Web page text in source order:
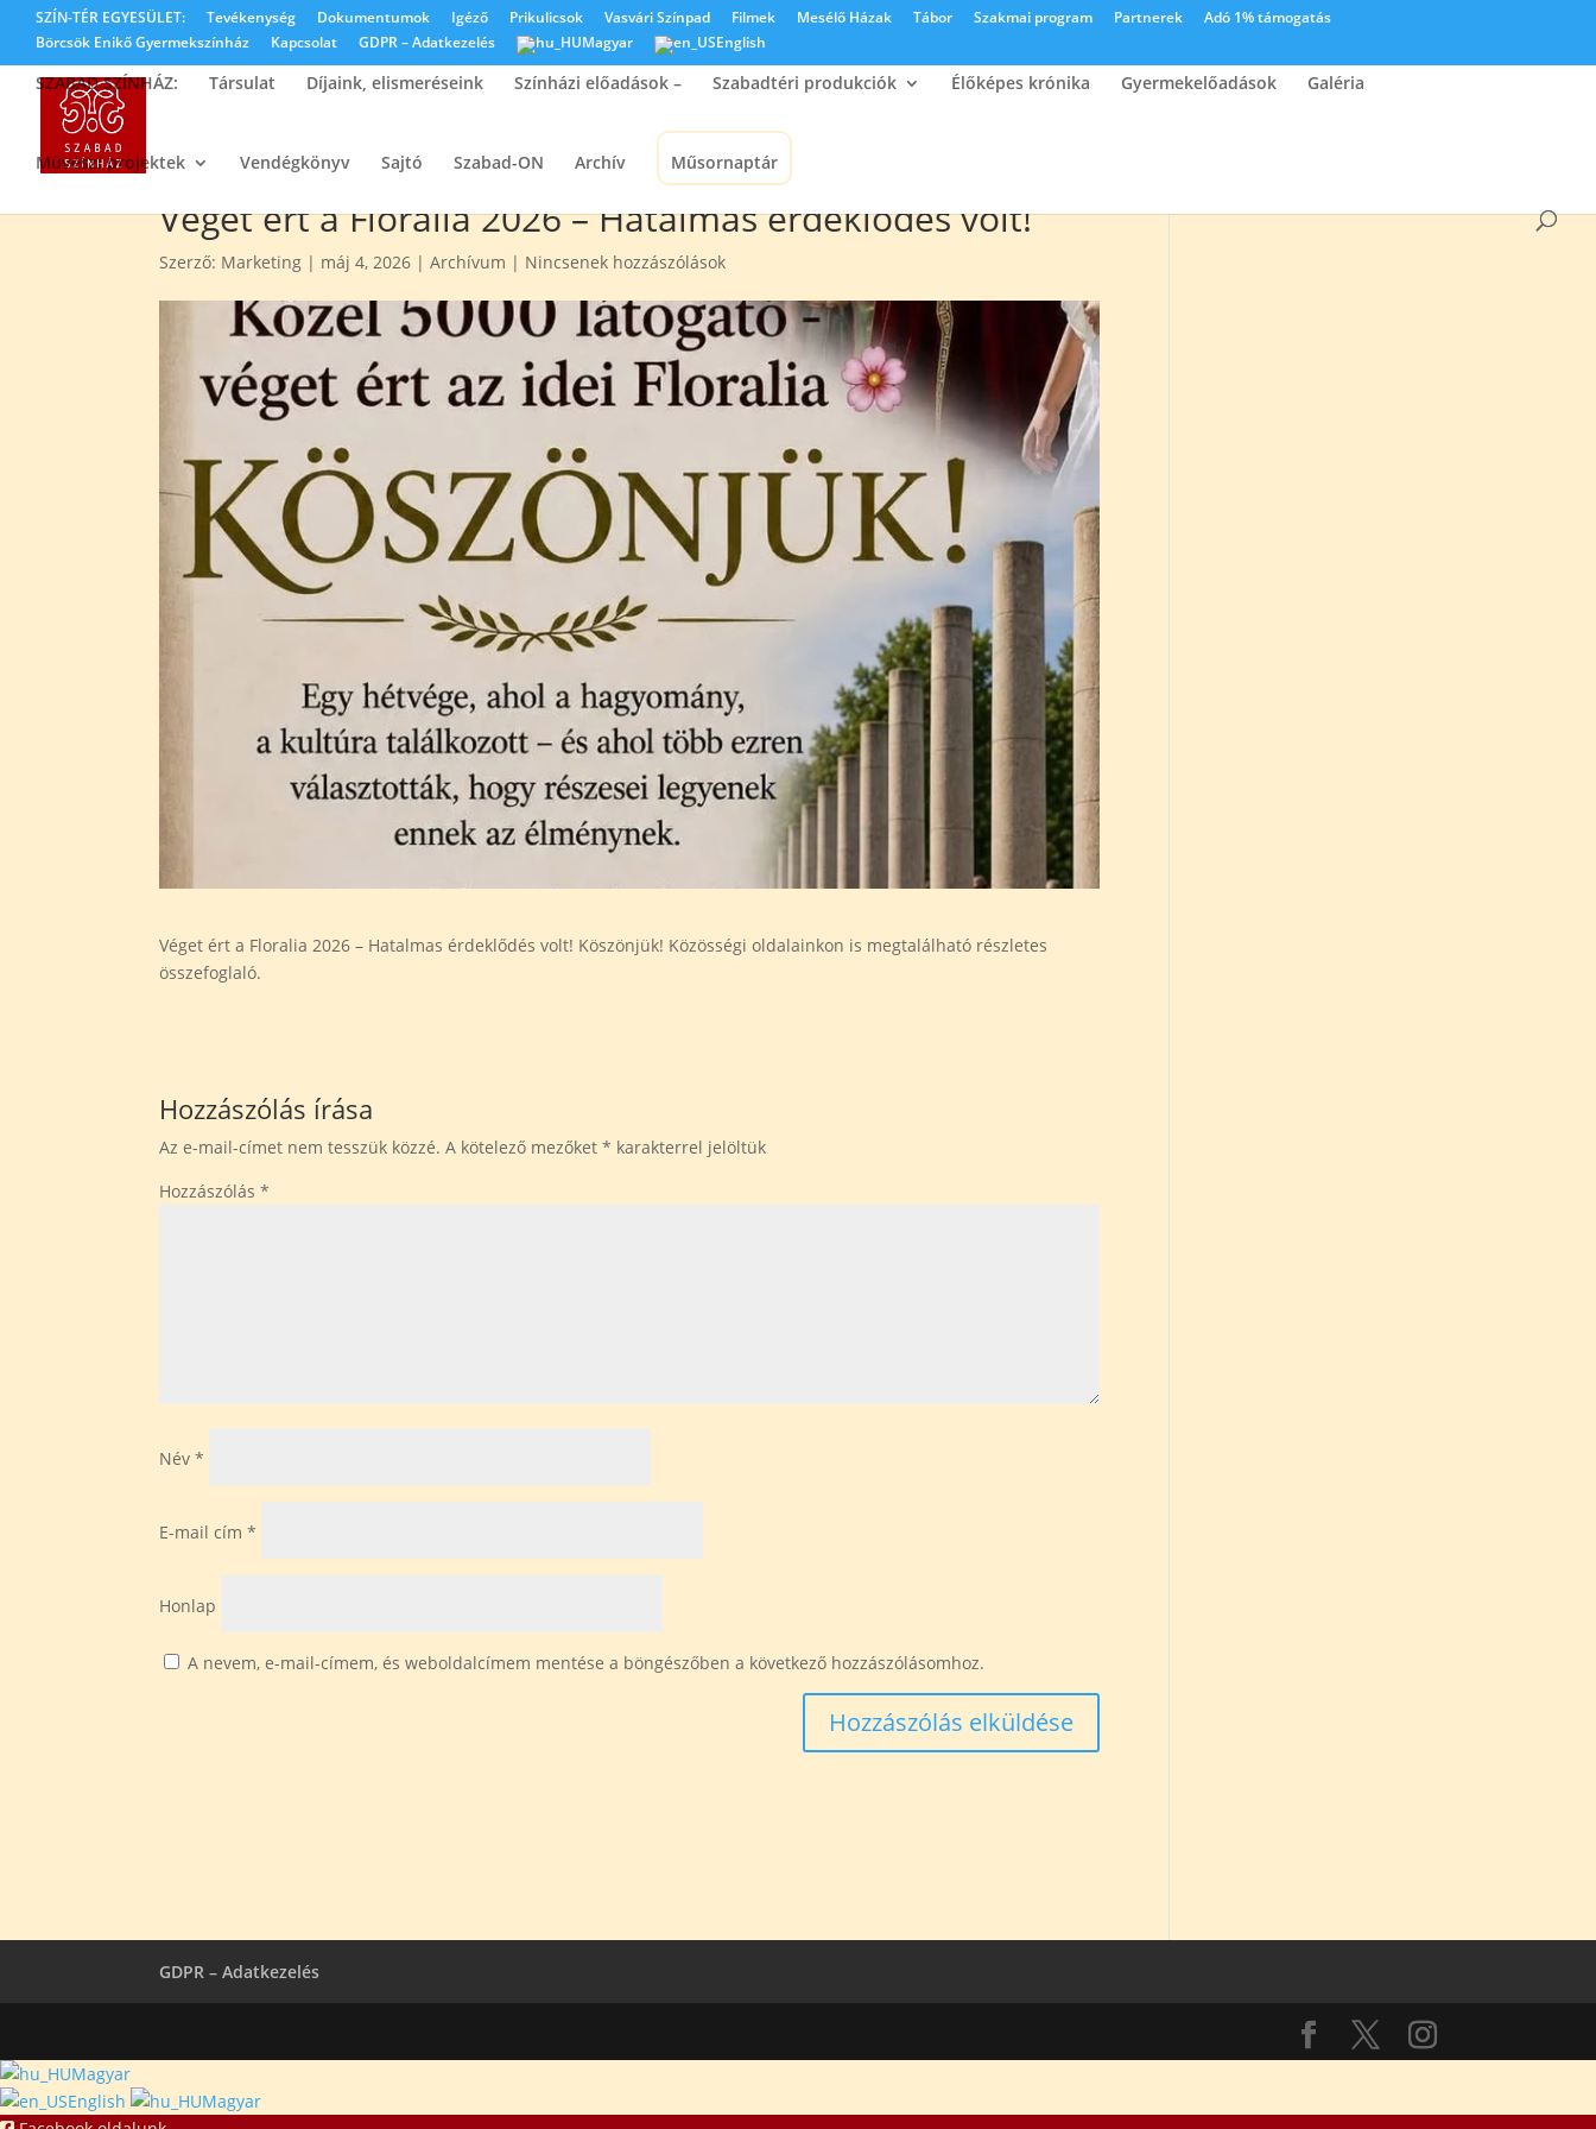
SZÍN-TÉR EGYESÜLET: Tevékenység Dokumentumok Igéző Prikulicsok Vasvári Színpad Filmek Mesélő Házak Tábor Szakmai program Partnerek
Adó 1% támogatás
Börcsök Enikő Gyermekszínház
Kapcsolat GDPR – Adatkezelés Magyar English
SZABAD SZÍNHÁZ: Társulat Díjaink, elismeréseink Színházi előadások – Szabadtéri produkciók Élőképes krónika Gyermekelőadások Galéria
Művészi projektek Vendégkönyv Sajtó Szabad-ON Archív Műsornaptár
Véget ért a Floralia 2026 – Hatalmas érdeklődés volt!
Szerző: Marketing | máj 4, 2026 |Archívum | Nincsenek hozzászólások
Véget ért a Floralia 2026 – Hatalmas érdeklődés volt! Köszönjük! Közösségi oldalainkon is megtalálható részletes
összefoglaló.
Hozzászólás írása
Az e-mail-címet nem tesszük közzé. A kötelező mezőket* karakterrel jelöltük
Hozzászólás*
Név*
E-mail cím*
Honlap
A nevem, e-mail-címem, és weboldalcímem mentése a böngészőben a következő hozzászólásomhoz.
GDPR – Adatkezelés
Magyar
English
Magyar